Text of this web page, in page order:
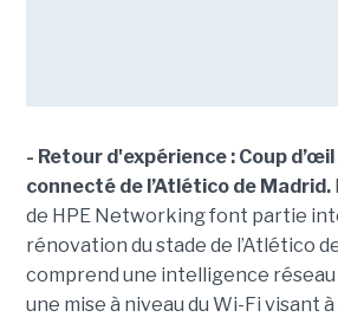
- Retour d'expérience : Coup
connecté de l’Atlético de Madrid.
de HPE Networking font partie
rénovation du stade de l’Atlético
comprend une intelligence réseau
une mise à niveau du Wi-Fi visant